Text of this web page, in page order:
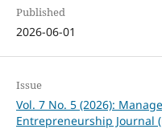
Published
2026-06-01
Issue
Vol. 7 No. 5 (2026):
Entrepreneurship Journal